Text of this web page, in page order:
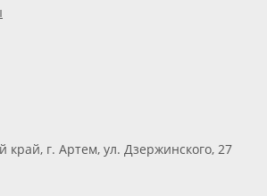
край, г. Артем, ул. Дзержинского, 27